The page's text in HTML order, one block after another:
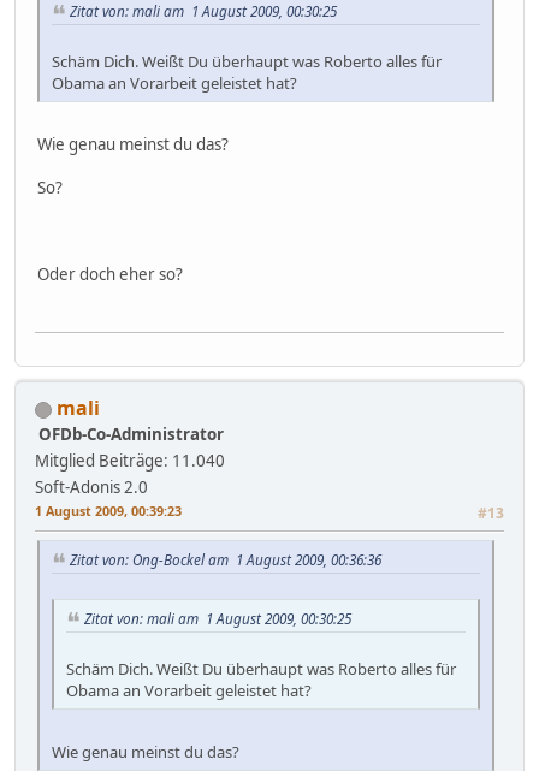
Zitat von: mali am 1 August 2009, 00:30:25
Schäm Dich. Weißt Du überhaupt was Roberto alles für
Obama an Vorarbeit geleistet hat?
Wie genau meinst du das?
So?
Oder doch eher so?
mali
OFDb-Co-Administrator
Mitglied Beiträge: 11.040
Soft-Adonis 2.0
1 August 2009, 00:39:23 #13
Zitat von: Ong-Bockel am 1 August 2009, 00:36:36
Zitat von: mali am 1 August 2009, 00:30:25
Schäm Dich. Weißt Du überhaupt was Roberto alles für
Obama an Vorarbeit geleistet hat?
Wie genau meinst du das?